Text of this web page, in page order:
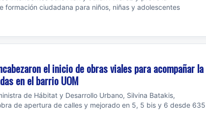
formación ciudadana para niños, niñas y adolescentes
el inicio de obras viales para acompañar la
en el barrio UOM
de Hábitat y Desarrollo Urbano, Silvina Batakis,
de apertura de calles y mejorado en 5, 5 bis y 6 desde 635